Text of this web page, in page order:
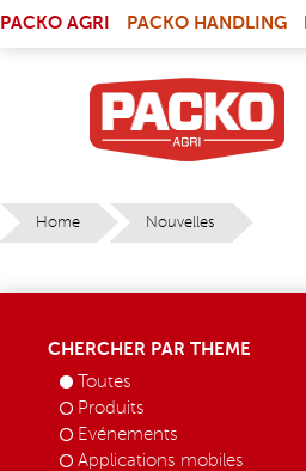
PACKO AGRI
PACKO HANDLING
Home Nouvelles
CHERCHER PAR THEME
Toutes
Produits
Evénements
Applications mobiles